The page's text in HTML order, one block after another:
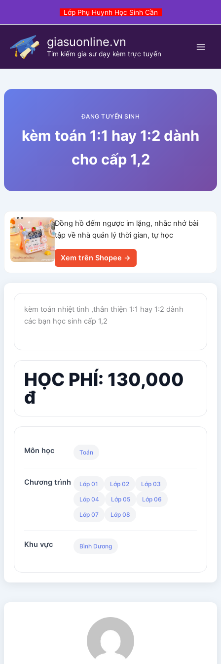
Lớp Phụ Huynh Học Sinh Cần
giasuonline.vn
Tim kiếm gia sư dạy kèm trực tuyến
ĐANG TUYỂN SINH
kèm toán 1:1 hay 1:2 dành
cho cấp 1,2
Đồng hồ đếm ngược im lặng, nhắc nhở bài
tập về nhà quản lý thời gian, tự học
Xem trên Shopee →
kèm toán nhiệt tình ,thân thiện 1:1 hay 1:2 dành
các bạn học sinh cấp 1,2
HỌC PHÍ: 130,000
đ
Môn học Toán
Chương trình Lớp 01 Lớp 02 Lớp 03
Lớp 04 Lớp 05 Lớp 06
Lớp 07 Lớp 08
Khu vực Bình Dương